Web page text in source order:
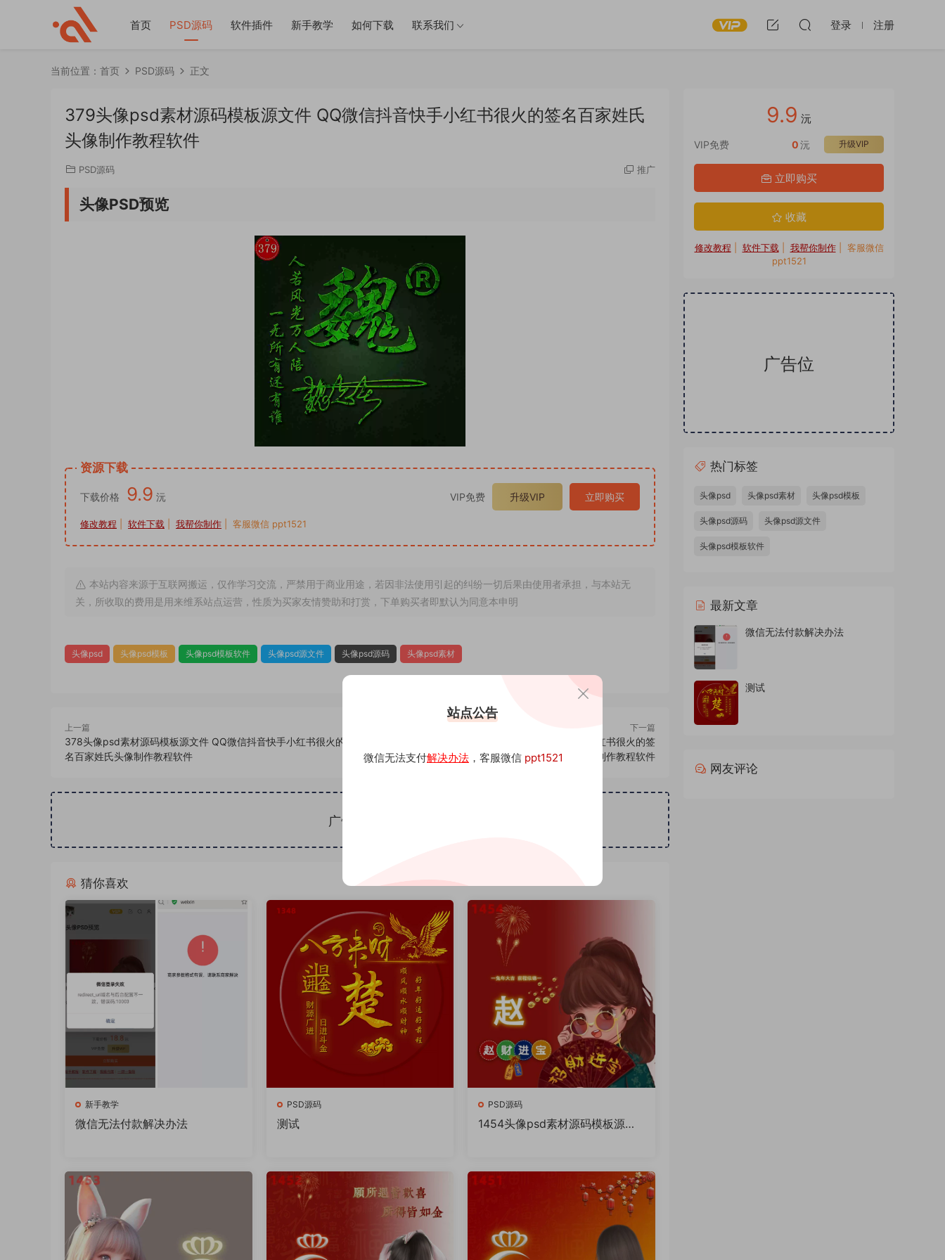
首页 PSD源码 软件插件 新手教学 如何下载 联系我们 登录 注册
当前位置： 首页 PSD源码 正文
379头像psd素材源码模板源文件 QQ微信抖音快手小红书很火的签名百家姓氏
头像制作教程软件
PSD源码 推广
头像PSD预览
资源下载
下载价格 9.9 沅 VIP免费 升级VIP 立即购买
修改教程 软件下载 我帮你制作 | 客服微信 ppt1521
本站内容来源于互联网搬运，仅作学习交流，严禁用于商业用途，若因非法使用引起的纠纷一切后果由使用者承担，与本站无
关，所收取的费用是用来维系站点运营，性质为买家友情赞助和打赏，下单购买者即默认为同意本申明
头像psd 头像psd模板 头像psd模板软件 头像psd源文件 头像psd源码 头像psd素材
上一篇
378头像psd素材源码模板源文件 QQ微信抖音快手小红书很火的签
名百家姓氏头像制作教程软件
下一篇
380头像psd素材源码模板源文件 QQ微信抖音快手小红书很火的签
名百家姓氏头像制作教程软件
广告位招租
猜你喜欢
新手教学
微信无法付款解决办法
PSD源码
测试
PSD源码
1454头像psd素材源码模板源文
9.9 沅
VIP免费 升级VIP
0沅
立即购买
收藏
修改教程 软件下载 我帮你制作| 客服微信
ppt1521
广告位
热门标签
头像psd 头像psd素材 头像psd模板
头像psd源码 头像psd源文件
头像psd模板软件
最新文章
微信无法付款解决办法
测试
网友评论
站点公告
微信无法支付解决办法 ，客服微信 ppt1521